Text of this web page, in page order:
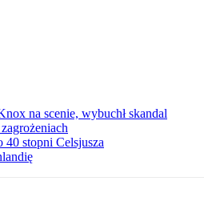
na scenie, wybuchł skandal
40 stopni Celsjusza